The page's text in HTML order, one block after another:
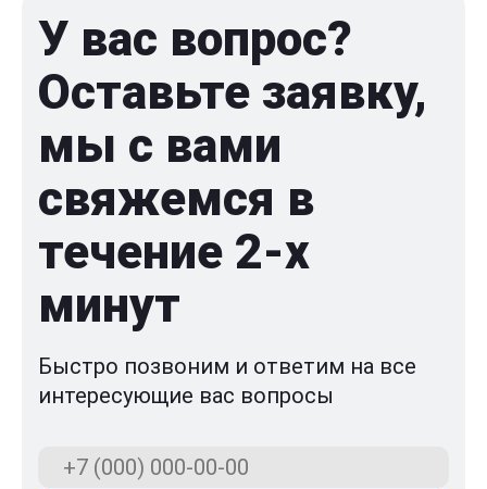
У вас вопрос?
Оставьте заявку,
мы с вами
свяжемся в
течение 2-x
минут
Быстро позвоним и ответим на все
интересующие вас вопросы